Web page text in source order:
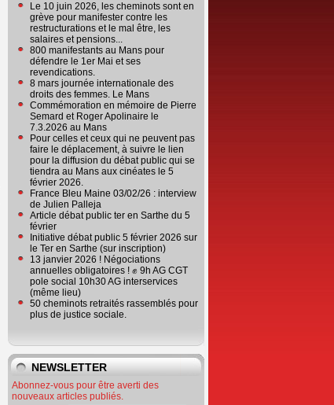
Le 10 juin 2026, les cheminots sont en
grève pour manifester contre les
restructurations et le mal être, les
salaires et pensions...
800 manifestants au Mans pour
défendre le 1er Mai et ses
revendications.
8 mars journée internationale des
droits des femmes. Le Mans
Commémoration en mémoire de Pierre
Semard et Roger Apolinaire le
7.3.2026 au Mans
Pour celles et ceux qui ne peuvent pas
faire le déplacement, à suivre le lien
pour la diffusion du débat public qui se
tiendra au Mans aux cinéates le 5
février 2026.
France Bleu Maine 03/02/26 : interview
de Julien Palleja
Article débat public ter en Sarthe du 5
février
Initiative débat public 5 février 2026 sur
le Ter en Sarthe (sur inscription)
13 janvier 2026 ! Négociations
annuelles obligatoires ! ✊ 9h AG CGT
pole social 10h30 AG interservices
(même lieu)
50 cheminots retraités rassemblés pour
plus de justice sociale.
NEWSLETTER
Abonnez-vous pour être averti des
nouveaux articles publiés.